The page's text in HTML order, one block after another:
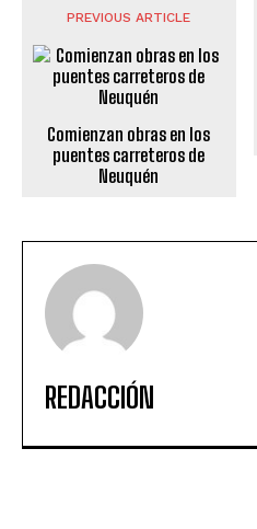
PREVIOUS ARTICLE
Comienzan obras en los
puentes carreteros de
Neuquén
REDACCIÓN